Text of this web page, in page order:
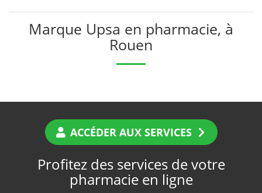
Marque Upsa en pharmacie, à
Rouen
ACCÉDER AUX SERVICES
Profitez des services de votre
pharmacie en ligne